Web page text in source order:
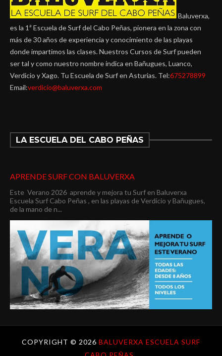
Baluverxa,
es la 1ª Escuela de Surf del Cabo Peñas, pionera en la zona con
más de 30 años de experiencia y conocimiento de las playas
donde impartimos las clases. Nuestros Cursos de Surf pueden
ser tal y como nuestro nombre indica en Bañugues, Luanco,
Verdicio y Xago. Tu Escuela de Surf en Asturias. Tel:675278899
Email:verdicio@baluverxa.com
LA ESCUELA DEL CABO PEÑAS
APRENDE SURF CON BALUVERXA
Este Verano 2026 aprende y mejora tu Surf en Baluverxa
Escuela Surf Cabo Peñas , en las playas de Verdicio y Bañugues,
de la mano de n...
COPYRIGHT © 2026 BALUVERXA ESCUELA SURF